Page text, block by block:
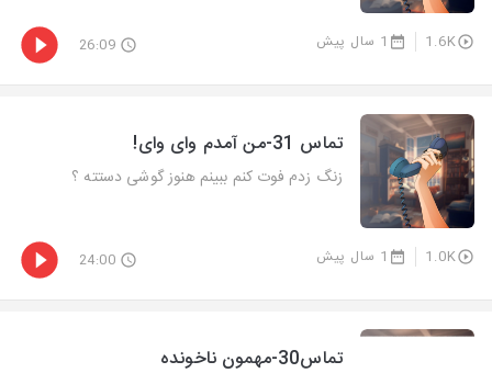
1.6K 1 سال پیش 26:09
تماس 31-من آمدم وای وای!
زنگ زدم فوت کنم ببینم هنوز گوشی دستته ؟
1.0K 1 سال پیش 24:00
تماس30-مهمون ناخونده